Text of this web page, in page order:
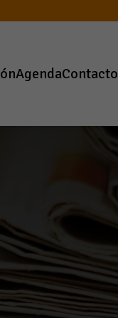
AgendaContacto